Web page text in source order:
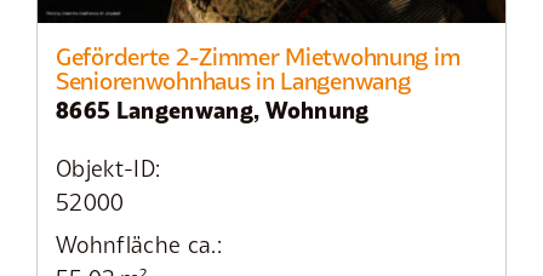
Geförderte 2-Zimmer Mietwohnung im
Seniorenwohnhaus in Langenwang
8665 Langenwang, Wohnung
Objekt-ID:
52000
Wohnfläche ca.: